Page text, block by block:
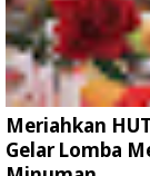
Meriahkan
Gelar Lomba